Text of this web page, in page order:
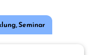
,Seminar